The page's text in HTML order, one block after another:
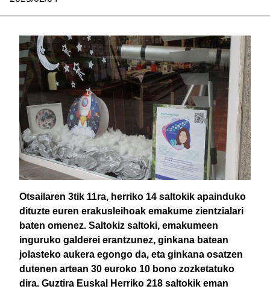
Otsailaren 3tik 11ra, herriko 14 saltokik apainduko
dituzte euren erakusleihoak emakume zientzialari
baten omenez. Saltokiz saltoki, emakumeen
inguruko galderei erantzunez, ginkana batean
jolasteko aukera egongo da, eta ginkana osatzen
dutenen artean 30 euroko 10 bono zozketatuko
dira. Guztira Euskal Herriko 218 saltokik eman